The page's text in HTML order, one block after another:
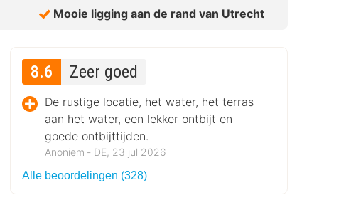
Mooie ligging aan de rand van Utrecht
8.6 Zeer goed
De rustige locatie, het water, het terras
aan het water, een lekker ontbijt en
goede ontbijttijden.
Anoniem ‐ DE, 23 jul 2026
Alle beoordelingen (328)